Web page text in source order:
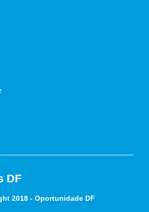
DF
2018 - Oportunidade DF